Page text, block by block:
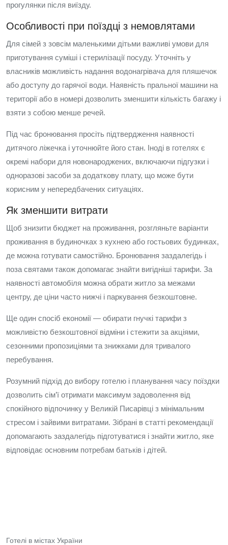
прогулянки після виїзду.
Особливості при поїздці з немовлятами
Для сімей з зовсім маленькими дітьми важливі умови для
приготування суміші і стерилізації посуду. Уточніть у
власників можливість надання водонагрівача для пляшечок
або доступу до гарячої води. Наявність пральної машини на
території або в номері дозволить зменшити кількість багажу і
взяти з собою менше речей.
Під час бронювання просіть підтвердження наявності
дитячого ліжечка і уточнюйте його стан. Іноді в готелях є
окремі набори для новонароджених, включаючи підгузки і
одноразові засоби за додаткову плату, що може бути
корисним у непередбачених ситуаціях.
Як зменшити витрати
Щоб знизити бюджет на проживання, розгляньте варіанти
проживання в будиночках з кухнею або гостьових будинках,
де можна готувати самостійно. Бронювання заздалегідь і
поза святами також допомагає знайти вигідніші тарифи. За
наявності автомобіля можна обрати житло за межами
центру, де ціни часто нижчі і паркування безкоштовне.
Ще один спосіб економії — обирати гнучкі тарифи з
можливістю безкоштовної відміни і стежити за акціями,
сезонними пропозиціями та знижками для тривалого
перебування.
Розумний підхід до вибору готелю і планування часу поїздки
дозволить сім’ї отримати максимум задоволення від
спокійного відпочинку у Великій Писарівці з мінімальним
стресом і зайвими витратами. Зібрані в статті рекомендації
допомагають заздалегідь підготуватися і знайти житло, яке
відповідає основним потребам батьків і дітей.
Готелі в містах України